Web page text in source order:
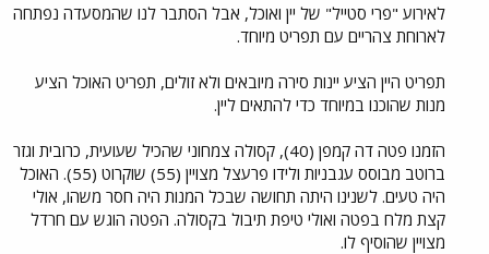
לאירוע "פרי סטייל" של יין ואוכל, אבל הסתבר לנו שהמסעדה נפתחה
לארוחת צהריים עם תפריט מיוחד.
תפריט היין הציע יינות סירה מיובאים ולא זולים, תפריט האוכל הציע
מנות שהוכנו במיוחד כדי להתאים ליין.
הזמנו פטה דה קמפן (40), קסולה צמחוני שהכיל שעועית, כרובית וגזר
ברוטב מבוסס עגבניות ולידו פרעצל מצויין (55) שוקרוט (55). האוכל
היה טעים. לשנינו היתה תחושה שבכל המנות היה חסר משהו, אולי
קצת מלח בפטה ואולי טיפת תיבול בקסולה. הפטה הוגש עם חרדל
מצויין שהוסיף לו.